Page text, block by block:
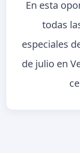
En esta
todas
especiales
de julio en